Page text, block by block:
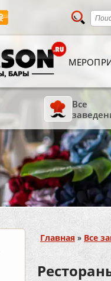
Все
Вы здесь
Главная » Все